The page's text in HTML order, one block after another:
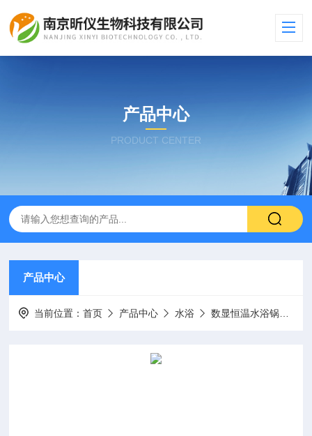
产品中心
PRODUCT CENTER
产品中心
当前位置：首页 产品中心 水浴 数显恒温水浴锅